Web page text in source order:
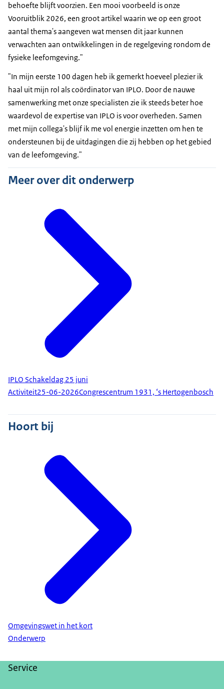
behoefte blijft voorzien. Een mooi voorbeeld is onze
Vooruitblik 2026, een groot artikel waarin we op een groot
aantal thema's aangeven wat mensen dit jaar kunnen
verwachten aan ontwikkelingen in de regelgeving rondom de
fysieke leefomgeving."
"In mijn eerste 100 dagen heb ik gemerkt hoeveel plezier ik
haal uit mijn rol als coördinator van IPLO. Door de nauwe
samenwerking met onze specialisten zie ik steeds beter hoe
waardevol de expertise van IPLO is voor overheden. Samen
met mijn collega's blijf ik me vol energie inzetten om hen te
ondersteunen bij de uitdagingen die zij hebben op het gebied
van de leefomgeving."
Meer over dit onderwerp
IPLO Schakeldag 25 juni
Activiteit25-06-2026Congrescentrum 1931, ‘s Hertogenbosch
Hoort bij
Omgevingswet in het kort
Onderwerp
Service